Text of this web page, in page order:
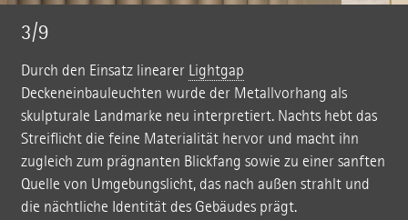
3/9
Durch den Einsatz linearer Lightgap
Deckeneinbauleuchten wurde der Metallvorhang als
skulpturale Landmarke neu interpretiert. Nachts hebt das
Streiflicht die feine Materialität hervor und macht ihn
zugleich zum prägnanten Blickfang sowie zu einer sanften
Quelle von Umgebungslicht, das nach außen strahlt und
die nächtliche Identität des Gebäudes prägt.